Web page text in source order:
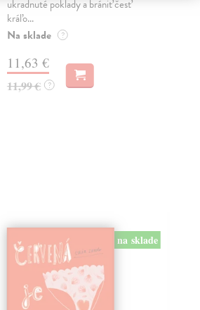
ukradnuté poklady a brániť česť
kráľo...
Na sklade ?
11,63 €
11,99 € ?
na sklade